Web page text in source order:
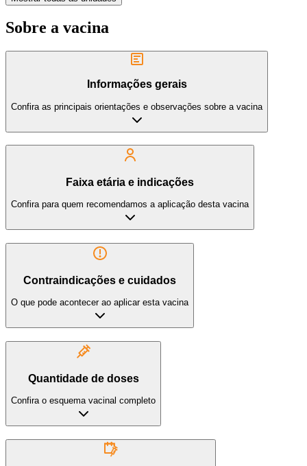
Sobre a vacina
Informações gerais
Confira as principais orientações e observações sobre a vacina
Faixa etária e indicações
Confira para quem recomendamos a aplicação desta vacina
Contraindicações e cuidados
O que pode acontecer ao aplicar esta vacina
Quantidade de doses
Confira o esquema vacinal completo